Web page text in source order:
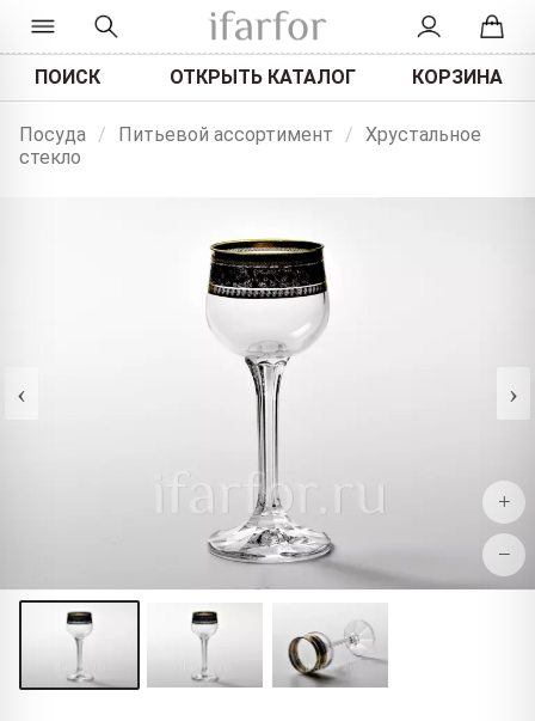
ПОИСК ОТКРЫТЬ КАТАЛОГ КОРЗИНА
Посуда / Питьевой ассортимент / Хрустальное
стекло
‹ ›
+
−